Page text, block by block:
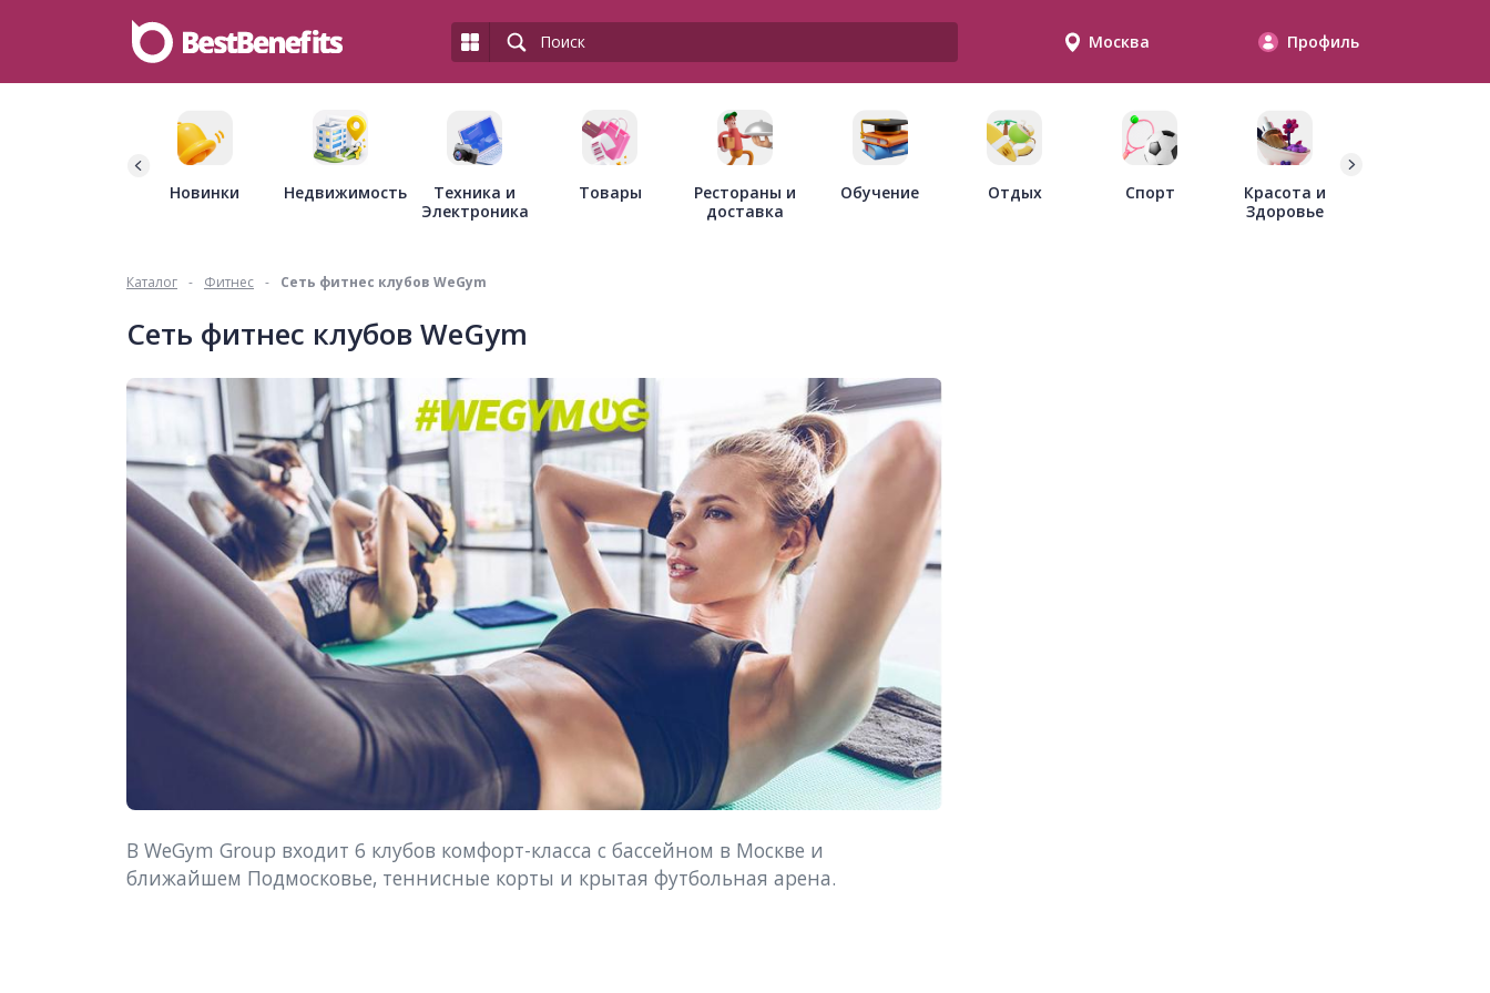
Москва Профиль
Новинки Недвижимость
Техника и
Электроника
Товары
Рестораны и
доставка
Обучение Отдых Спорт
Красота и
Здоровье
Каталог - Фитнес - Сеть фитнес клубов WeGym
Сеть фитнес клубов WeGym
В WeGym Group входит 6 клубов комфорт-класса с бассейном в Москве и
ближайшем Подмосковье, теннисные корты и крытая футбольная арена.